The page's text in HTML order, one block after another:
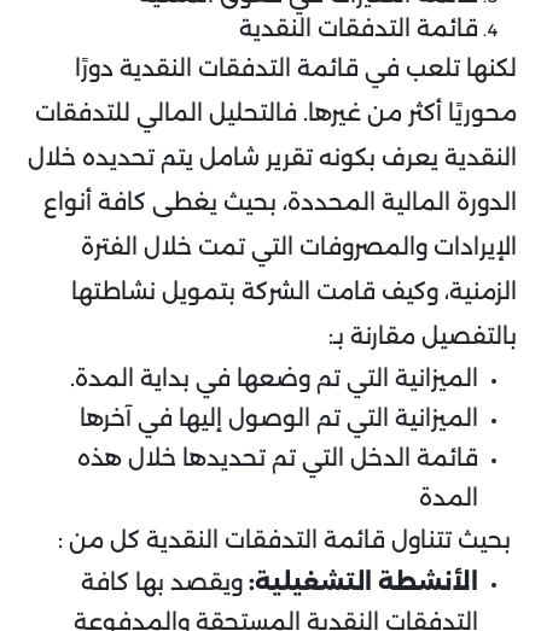
قائمة التدفقات النقدية
لكنها تلعب في قائمة التدفقات النقدية دورًا
محوريًا أكثر من غيرها. فالتحليل المالي للتدفقات
النقدية يعرف بكونه تقرير شامل يتم تحديده خلال
الدورة المالية المحددة، بحيث يغطى كافة أنواع
الإيرادات والمصروفات التي تمت خلال الفترة
الزمنية، وكيف قامت الشركة بتمويل نشاطتها
بالتفصيل مقارنة بـ:
الميزانية التي تم وضعها في بداية المدة.
الميزانية التي تم الوصول إليها في آخرها
قائمة الدخل التي تم تحديدها خلال هذه
المدة
بحيث تتناول قائمة التدفقات النقدية كل من :
الأنشطة التشغيلية: ويقصد بها كافة
التدفقات النقدية المستحقة والمدفوعة